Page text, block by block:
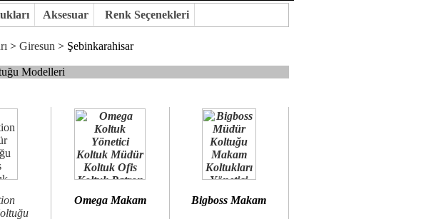
incelemenizi öneririz.
özgün ofis ortamına kavuşabilirsiniz.
Aksesuar Renk Seçenekleri
> Giresun > Şebinkarahisar
Modelleri
Omega Makam Bigboss Makam